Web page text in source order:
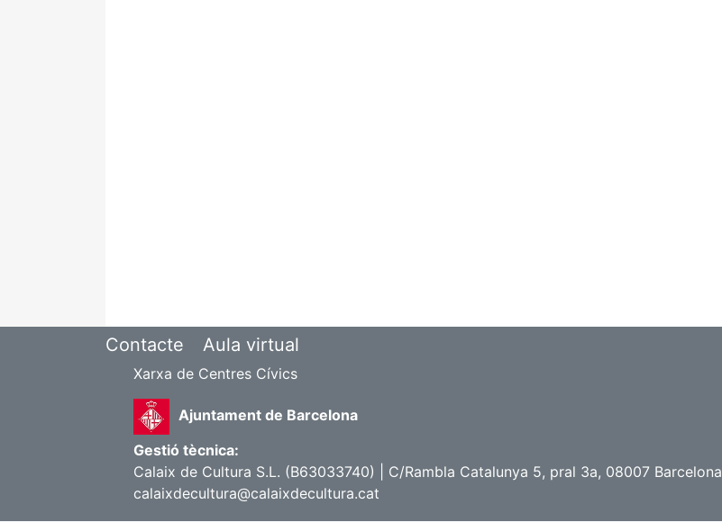
Contacte Aula virtual
Xarxa de Centres Cívics
Ajuntament de Barcelona
Gestió tècnica:
Calaix de Cultura S.L. (B63033740) | C/Rambla Catalunya 5, pral 3a, 08007 Barcelona
calaixdecultura@calaixdecultura.cat